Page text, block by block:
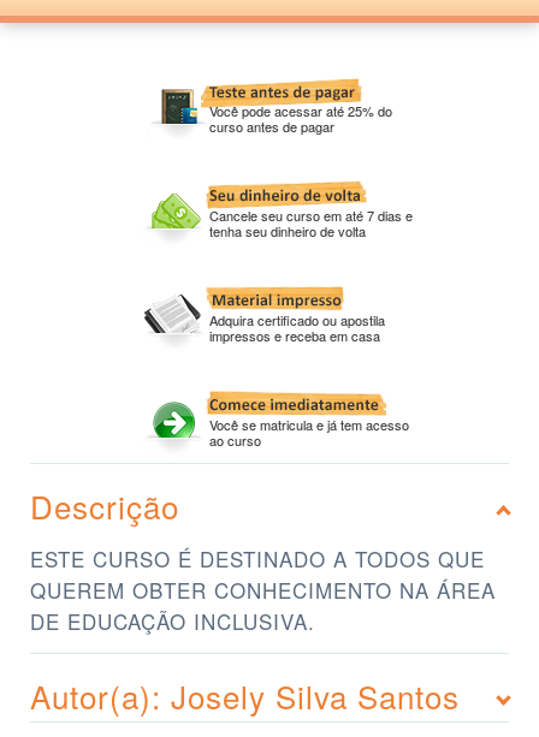
Você pode acessar até 25% do
curso antes de pagar
Cancele seu curso em até 7 dias e
tenha seu dinheiro de volta
Adquira certificado ou apostila
impressos e receba em casa
Você se matricula e já tem acesso
ao curso
Descrição
ESTE CURSO É DESTINADO A TODOS QUE
QUEREM OBTER CONHECIMENTO NA ÁREA
DE EDUCAÇÃO INCLUSIVA.
Autor(a): Josely Silva Santos